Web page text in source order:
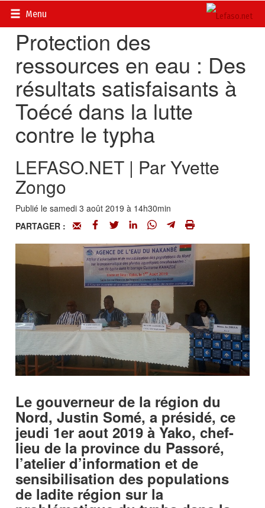
Menu
Accueil>
Protection des
ressources en eau : Des
résultats satisfaisants à
Toécé dans la lutte
contre le typha
LEFASO.NET | Par Yvette
Zongo
Publié le samedi 3 août 2019 à 14h30min
PARTAGER :
Le gouverneur de la région du
Nord, Justin Somé, a présidé, ce
jeudi 1er aout 2019 à Yako, chef-
lieu de la province du Passoré,
l’atelier d’information et de
sensibilisation des populations
de ladite région sur la